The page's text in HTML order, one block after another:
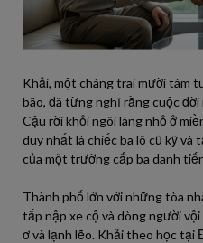
Khải, một chàng trai mười tám
bão, đã từng nghĩ rằng cuộc
Cậu rời khỏi ngôi làng nhỏ ở
duy nhất là chiếc ba lô cũ kỹ
của một trường cấp ba danh
Thành phố lớn với những tòa
tấp nập xe cộ và dòng người
ơ và lạnh lẽo. Khải theo học tại